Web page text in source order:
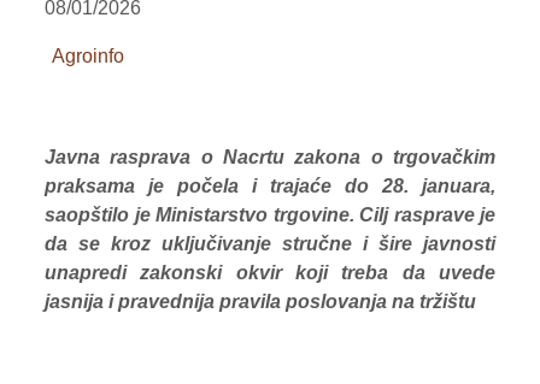
BILTENI
REPORTERI
08/01/2026
Agroinfo
Javna rasprava o Nacrtu zakona o trgovačkim
praksama je počela i trajaće do 28. januara,
saopštilo je Ministarstvo trgovine. Cilj rasprave je
da se kroz uključivanje stručne i šire javnosti
unapredi zakonski okvir koji treba da uvede
jasnija i pravednija pravila poslovanja na tržištu